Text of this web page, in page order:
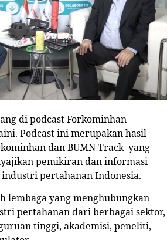
di podcast Forkominhan
Podcast ini merupakan hasil
dan BUMN Track yang
pemikiran dan informasi
pertahanan Indonesia.
lembaga yang menghubungkan
pertahanan dari berbagai sektor,
tinggi, akademisi, peneliti,